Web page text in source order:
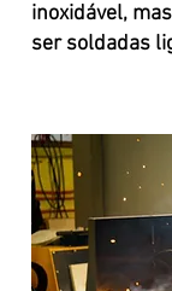
inoxidável,
ser soldadas